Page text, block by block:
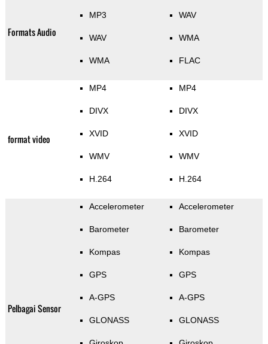
Formats Audio
MP3
WAV
WMA
WAV
WMA
FLAC
format video
MP4
DIVX
XVID
WMV
H.264
MP4
DIVX
XVID
WMV
H.264
Pelbagai Sensor
Accelerometer
Barometer
Kompas
GPS
A-GPS
GLONASS
Accelerometer
Barometer
Kompas
GPS
A-GPS
GLONASS